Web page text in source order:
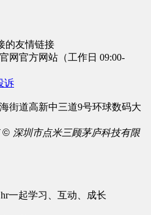
的友情链接
网官方网站（工作日 09:00-
诉
街道高新中三道9号环球数码大
© 深圳市点米三顾茅庐科技有限
一起学习、互动、成长